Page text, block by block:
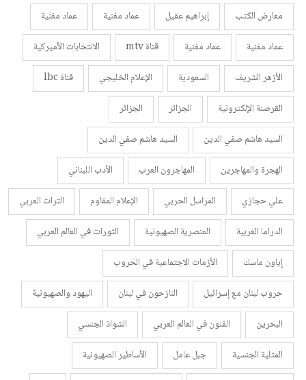
معارض الكتب
إبراهيم عقيل عماد مغنية
عماد مغنية
عماد مغنية
عماد مغنية قناة mtv
الانتخابات الأميركية
الأزهر الشريف
السعودية الإعلام الخليجي
قناة lbc
القرصنة الإلكترونية
الجزائر
الجزائر
السيد هاشم صفي الدين
السيد هاشم صفي الدين
الهجرة والمهاجرين
المهاجرون العرب
الأدب اللبناني
علي حجازي
المراسل الحربي الإعلام المقاوم
التراث العربي
الدراما الغربية
العنصرية الصهيونية
الثورات في العالم العربي
إياون ماسك
الأزمات الاجتماعية في الحروب
حروب لبنان مع إسرائيل
النازحون في لبنان
اليهود والصهيونية
البحرين
الفنون في العالم العربي
الشواذ الجنسي
المثلية الجنسية
جبل عامل
الأساطير الصهيونية